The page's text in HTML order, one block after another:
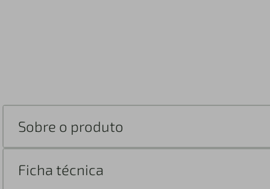
Sobre o produto
Ficha técnica